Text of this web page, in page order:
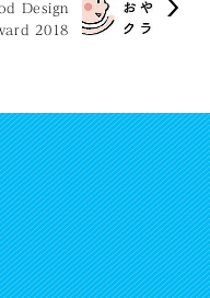
Design
2018